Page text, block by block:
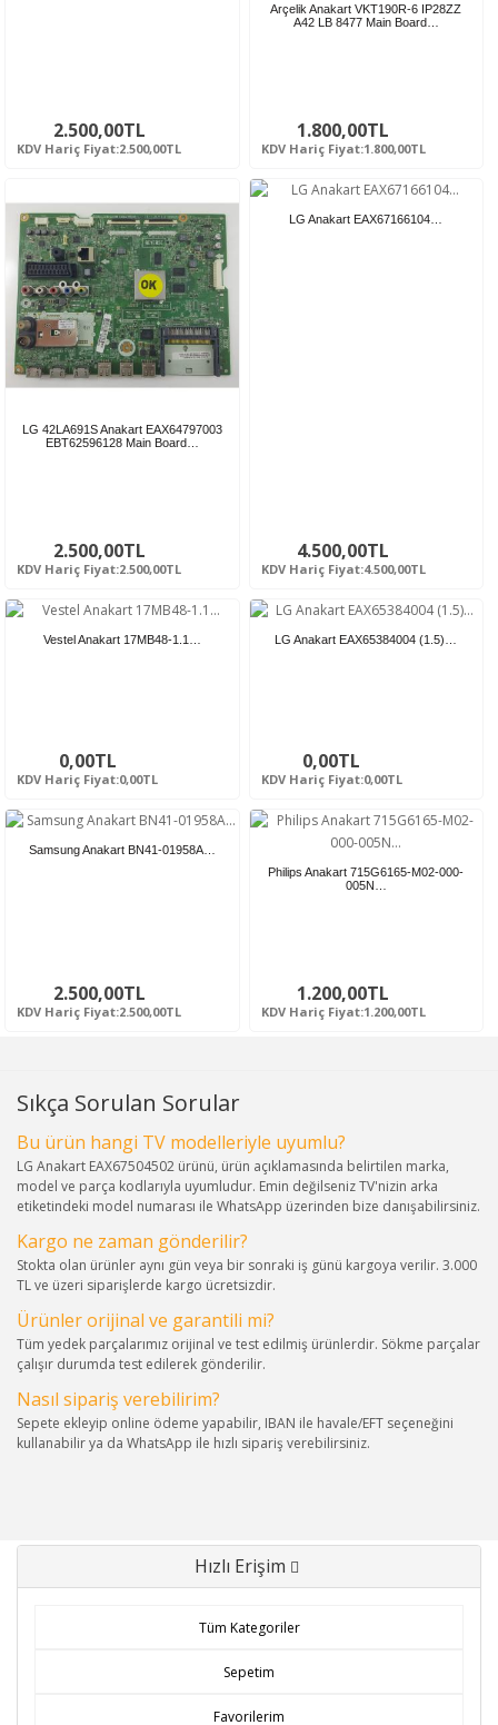
2.500,00TL
KDV Hariç Fiyat:2.500,00TL
Arçelik Anakart VKT190R-6 IP28ZZ
A42 LB 8477 Main Board…
1.800,00TL
KDV Hariç Fiyat:1.800,00TL
LG 42LA691S Anakart EAX64797003
EBT62596128 Main Board…
2.500,00TL
KDV Hariç Fiyat:2.500,00TL
LG Anakart EAX67166104…
4.500,00TL
KDV Hariç Fiyat:4.500,00TL
Vestel Anakart 17MB48-1.1…
0,00TL
KDV Hariç Fiyat:0,00TL
LG Anakart EAX65384004 (1.5)…
0,00TL
KDV Hariç Fiyat:0,00TL
Samsung Anakart BN41-01958A…
2.500,00TL
KDV Hariç Fiyat:2.500,00TL
Philips Anakart 715G6165-M02-000-
005N…
1.200,00TL
KDV Hariç Fiyat:1.200,00TL
Sıkça Sorulan Sorular
Bu ürün hangi TV modelleriyle uyumlu?
LG Anakart EAX67504502 ürünü, ürün açıklamasında belirtilen marka,
model ve parça kodlarıyla uyumludur. Emin değilseniz TV'nizin arka
etiketindeki model numarası ile WhatsApp üzerinden bize danışabilirsiniz.
Kargo ne zaman gönderilir?
Stokta olan ürünler aynı gün veya bir sonraki iş günü kargoya verilir. 3.000
TL ve üzeri siparişlerde kargo ücretsizdir.
Ürünler orijinal ve garantili mi?
Tüm yedek parçalarımız orijinal ve test edilmiş ürünlerdir. Sökme parçalar
çalışır durumda test edilerek gönderilir.
Nasıl sipariş verebilirim?
Sepete ekleyip online ödeme yapabilir, IBAN ile havale/EFT seçeneğini
kullanabilir ya da WhatsApp ile hızlı sipariş verebilirsiniz.
Hızlı Erişim
Tüm Kategoriler
Sepetim
Favorilerim